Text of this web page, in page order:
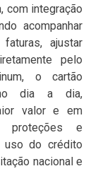
com integração
acompanhar
ajustar
pelo
o cartão
no dia a dia,
valor e em
proteções e
uso do crédito
nacional e